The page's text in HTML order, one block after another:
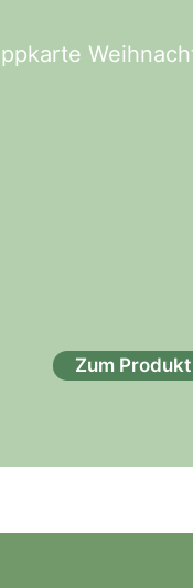
Zum Produkt